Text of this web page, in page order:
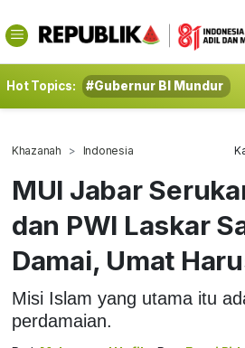
Hot Topics: #Gubernur BI Mundur
Khazanah Indonesia
MUI Jabar
dan PWI Laskar
Damai, Umat
Misi Islam yang utama itu
perdamaian.